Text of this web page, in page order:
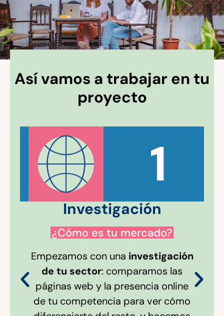
Así vamos a trabajar en tu
proyecto
1
Investigación
¿Cómo es tu mercado?
Empezamos con una investigación
de tu sector: comparamos las
páginas web y la presencia online
de tu competencia para ver cómo